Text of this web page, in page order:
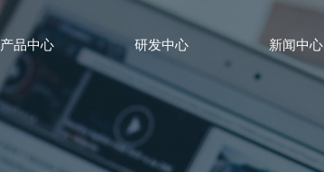
产品中心 研发中心 新闻中心